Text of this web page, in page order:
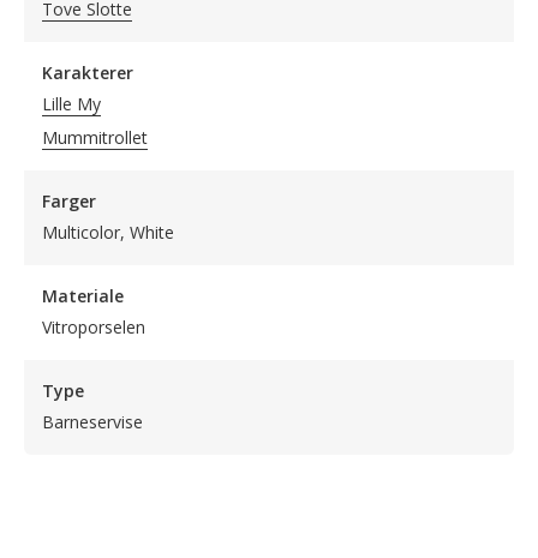
Tove Slotte
Karakterer
Lille My
Mummitrollet
Farger
Multicolor, White
Materiale
Vitroporselen
Type
Barneservise